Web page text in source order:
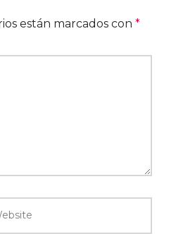
están marcados con *